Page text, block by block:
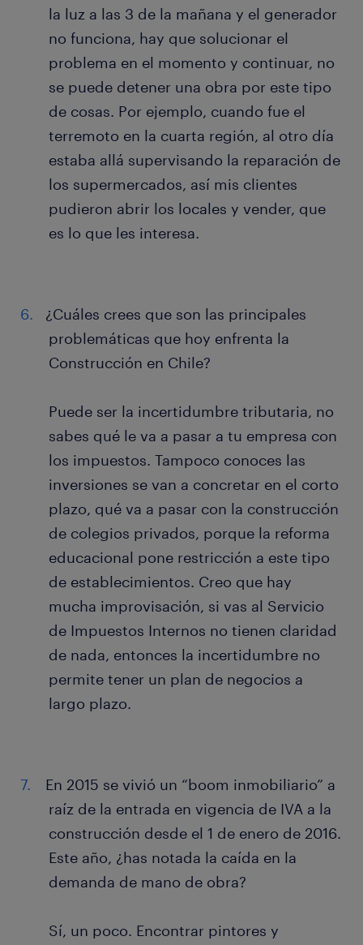
la luz a las 3 de la mañana y el generador
no funciona, hay que solucionar el
problema en el momento y continuar, no
se puede detener una obra por este tipo
de cosas. Por ejemplo, cuando fue el
terremoto en la cuarta región, al otro día
estaba allá supervisando la reparación de
los supermercados, así mis clientes
pudieron abrir los locales y vender, que
es lo que les interesa.
¿Cuáles crees que son las principales
problemáticas que hoy enfrenta la
Construcción en Chile?
Puede ser la incertidumbre tributaria, no
sabes qué le va a pasar a tu empresa con
los impuestos. Tampoco conoces las
inversiones se van a concretar en el corto
plazo, qué va a pasar con la construcción
de colegios privados, porque la reforma
educacional pone restricción a este tipo
de establecimientos. Creo que hay
mucha improvisación, si vas al Servicio
de Impuestos Internos no tienen claridad
de nada, entonces la incertidumbre no
permite tener un plan de negocios a
largo plazo.
En 2015 se vivió un “boom inmobiliario” a
raíz de la entrada en vigencia de IVA a la
construcción desde el 1 de enero de 2016.
Este año, ¿has notada la caída en la
demanda de mano de obra?
Sí, un poco. Encontrar pintores y